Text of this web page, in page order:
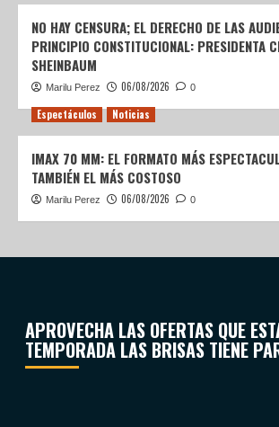
NO HAY CENSURA; EL DERECHO DE LAS
PRINCIPIO CONSTITUCIONAL: PRESIDENTA
SHEINBAUM
Marilu Perez 06/08/2026 0
Espectáculos Noticias
IMAX 70 MM: EL FORMATO MÁS
TAMBIÉN EL MÁS COSTOSO
Marilu Perez 06/08/2026 0
APROVECHA LAS OFERTAS QUE
TEMPORADA LAS BRISAS TIENE